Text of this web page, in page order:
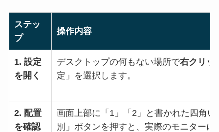
ステッ
プ
操作内容
1. 設定
を開く
デスクトップの何もない場所で右クリッ
定」を選択します。
2. 配置
を確認
画面上部に「1」「2」と書かれた四角
別」ボタンを押すと、実際のモニター